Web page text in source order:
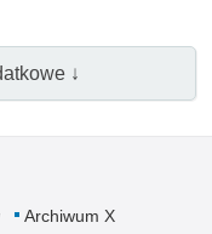
↓
Archiwum X